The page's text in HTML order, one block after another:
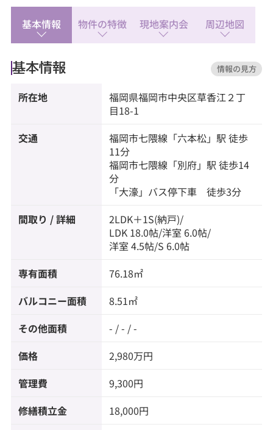
◆ニューヨークストア セントラルパーク店：徒歩71
分
◆マックスバリュエクスプレス 今川店：徒歩9分
基本情報 物件の特徴 現地案内会 周辺地図
基本情報 情報の見方
所在地 福岡県福岡市中央区草香江 ２丁
目18-1
交通 福岡市七隈線 「六本松」駅 徒歩
11分
福岡市七隈線 「別府」駅 徒歩14
分
「大濠」バス停下車 徒歩3分
間取り / 詳細
2LDK＋1S(納戸)/
LDK 18.0帖/洋室 6.0帖/
洋室 4.5帖/S 6.0帖
専有面積 76.18㎡
バルコニー面積 8.51㎡
その他面積 - / - / -
価格 2,980万円
管理費 9,300円
修繕積立金 18,000円